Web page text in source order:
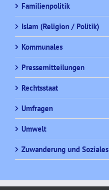
Familienpolitik
Islam (Religion / Politik)
Kommunales
Pressemitteilungen
Rechtsstaat
Umfragen
Umwelt
Zuwanderung und Soziales